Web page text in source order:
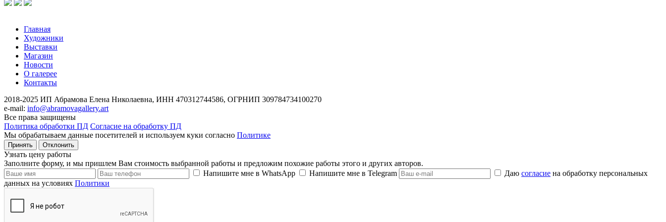
Главная
Художники
Выставки
Магазин
Новости
О галерее
Контакты
2018-2025 ИП Абрамова Елена Николаевна, ИНН 470312744586, ОГРНИП 309784734100270
e-mail: info@abramovagallery.art
Все права защищены
Политика обработки ПД Согласие на обработку ПД
Мы обрабатываем данные посетителей и используем куки согласно Политике
Принять Отклонить
Узнать цену работы
Заполните форму, и мы пришлем Вам стоимость выбранной работы и предложим похожие работы этого и других авторов.
Напишите мне в WhatsApp
Напишите мне в Telegram Даю согласие на обработку персональных
данных на условиях Политики